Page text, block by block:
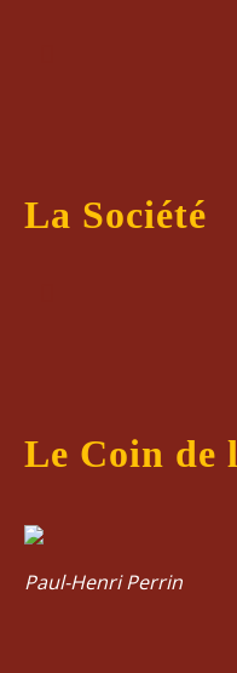
La Société
Le Coin de
Paul-Henri Perrin